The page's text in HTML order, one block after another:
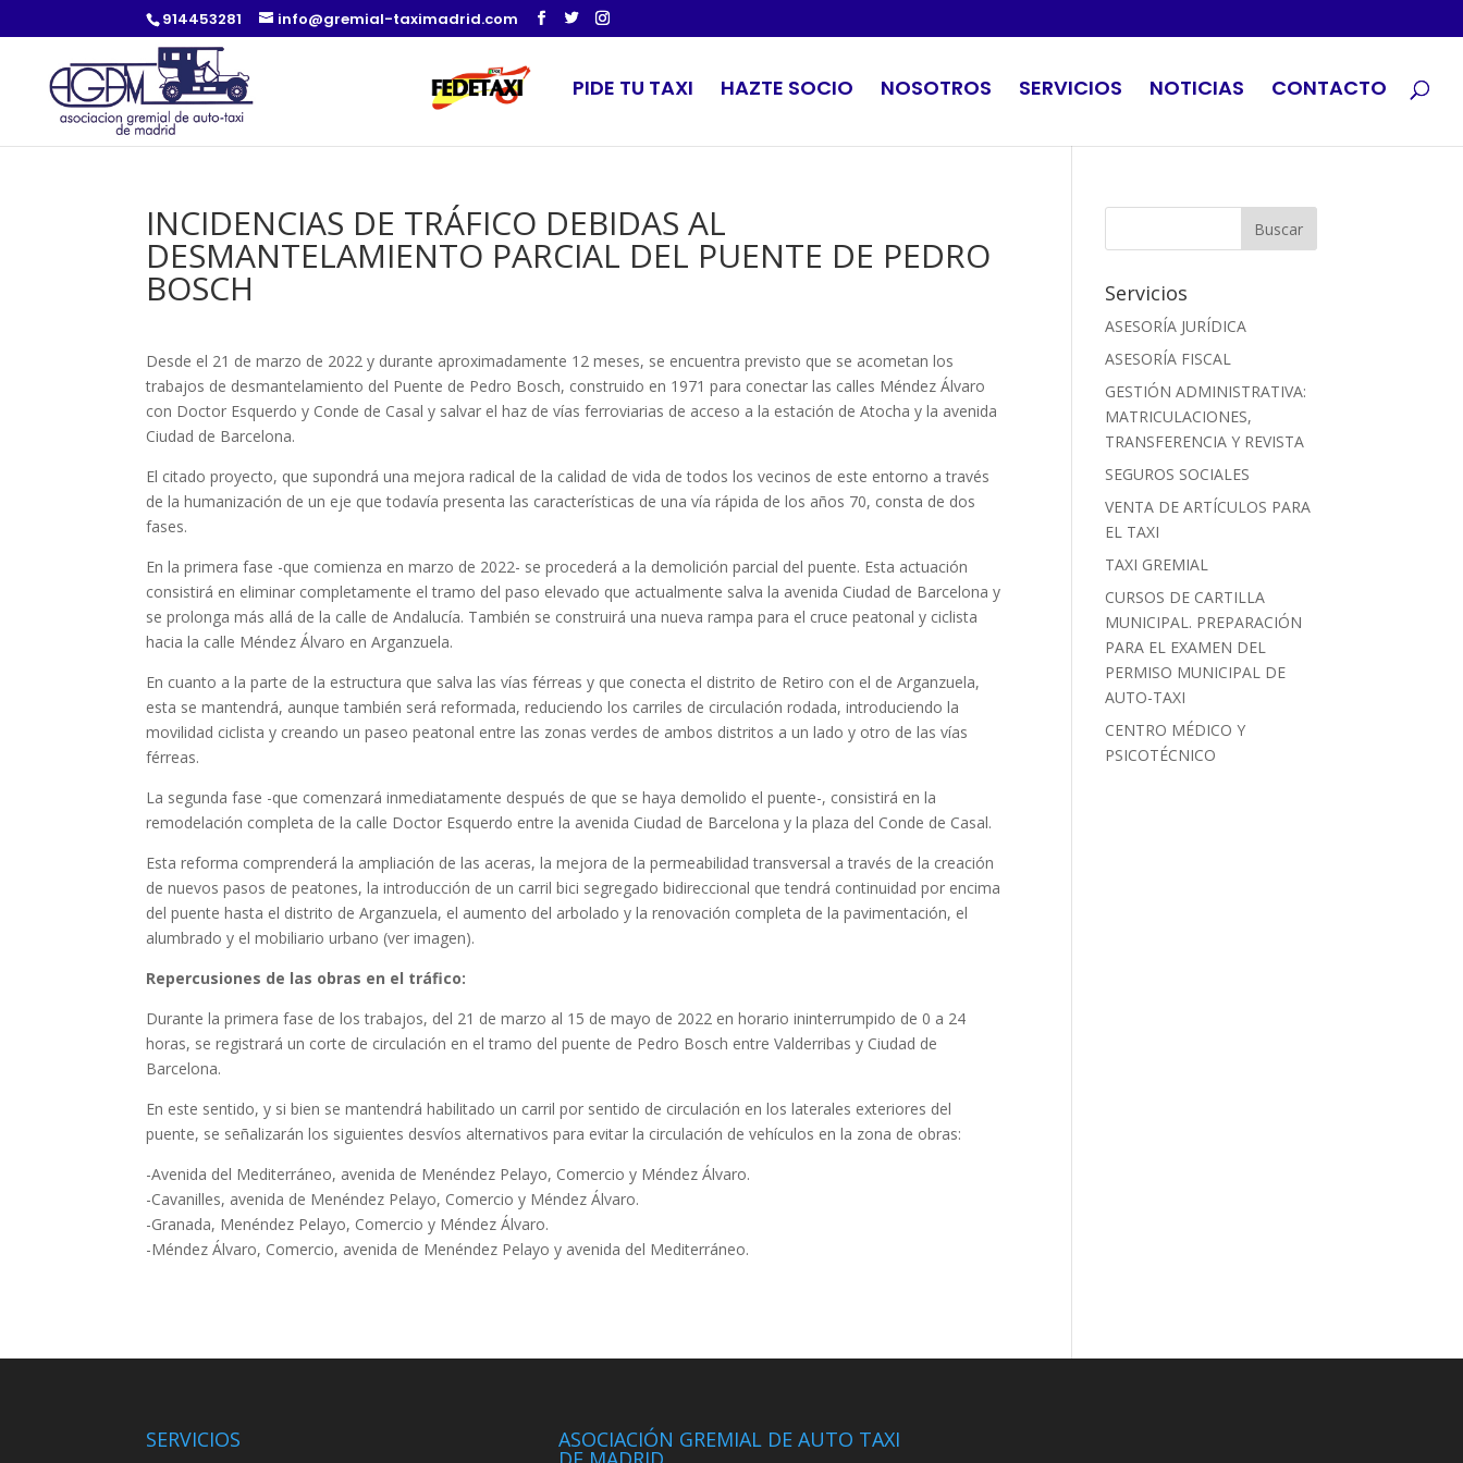
914453281 info@gremial-taximadrid.com
PIDE TU TAXI HAZTE SOCIO NOSOTROS SERVICIOS NOTICIAS CONTACTO
INCIDENCIAS DE TRÁFICO DEBIDAS AL
DESMANTELAMIENTO PARCIAL DEL PUENTE DE PEDRO
BOSCH
Desde el 21 de marzo de 2022 y durante aproximadamente 12 meses, se encuentra previsto que se acometan los
trabajos de desmantelamiento del Puente de Pedro Bosch, construido en 1971 para conectar las calles Méndez Álvaro
con Doctor Esquerdo y Conde de Casal y salvar el haz de vías ferroviarias de acceso a la estación de Atocha y la avenida
Ciudad de Barcelona.
El citado proyecto, que supondrá una mejora radical de la calidad de vida de todos los vecinos de este entorno a través
de la humanización de un eje que todavía presenta las características de una vía rápida de los años 70, consta de dos
fases.
En la primera fase -que comienza en marzo de 2022- se procederá a la demolición parcial del puente. Esta actuación
consistirá en eliminar completamente el tramo del paso elevado que actualmente salva la avenida Ciudad de Barcelona y
se prolonga más allá de la calle de Andalucía. También se construirá una nueva rampa para el cruce peatonal y ciclista
hacia la calle Méndez Álvaro en Arganzuela.
En cuanto a la parte de la estructura que salva las vías férreas y que conecta el distrito de Retiro con el de Arganzuela,
esta se mantendrá, aunque también será reformada, reduciendo los carriles de circulación rodada, introduciendo la
movilidad ciclista y creando un paseo peatonal entre las zonas verdes de ambos distritos a un lado y otro de las vías
férreas.
La segunda fase -que comenzará inmediatamente después de que se haya demolido el puente-, consistirá en la
remodelación completa de la calle Doctor Esquerdo entre la avenida Ciudad de Barcelona y la plaza del Conde de Casal.
Esta reforma comprenderá la ampliación de las aceras, la mejora de la permeabilidad transversal a través de la creación
de nuevos pasos de peatones, la introducción de un carril bici segregado bidireccional que tendrá continuidad por encima
del puente hasta el distrito de Arganzuela, el aumento del arbolado y la renovación completa de la pavimentación, el
alumbrado y el mobiliario urbano (ver imagen).
Repercusiones de las obras en el tráfico:
Durante la primera fase de los trabajos, del 21 de marzo al 15 de mayo de 2022 en horario ininterrumpido de 0 a 24
horas, se registrará un corte de circulación en el tramo del puente de Pedro Bosch entre Valderribas y Ciudad de
Barcelona.
En este sentido, y si bien se mantendrá habilitado un carril por sentido de circulación en los laterales exteriores del
puente, se señalizarán los siguientes desvíos alternativos para evitar la circulación de vehículos en la zona de obras:
-Avenida del Mediterráneo, avenida de Menéndez Pelayo, Comercio y Méndez Álvaro.
-Cavanilles, avenida de Menéndez Pelayo, Comercio y Méndez Álvaro.
-Granada, Menéndez Pelayo, Comercio y Méndez Álvaro.
-Méndez Álvaro, Comercio, avenida de Menéndez Pelayo y avenida del Mediterráneo.
Servicios
ASESORÍA JURÍDICA
ASESORÍA FISCAL
GESTIÓN ADMINISTRATIVA:
MATRICULACIONES,
TRANSFERENCIA Y REVISTA
SEGUROS SOCIALES
VENTA DE ARTÍCULOS PARA
EL TAXI
TAXI GREMIAL
CURSOS DE CARTILLA
MUNICIPAL. PREPARACIÓN
PARA EL EXAMEN DEL
PERMISO MUNICIPAL DE
AUTO-TAXI
CENTRO MÉDICO Y
PSICOTÉCNICO
SERVICIOS ASOCIACIÓN GREMIAL DE AUTO TAXI